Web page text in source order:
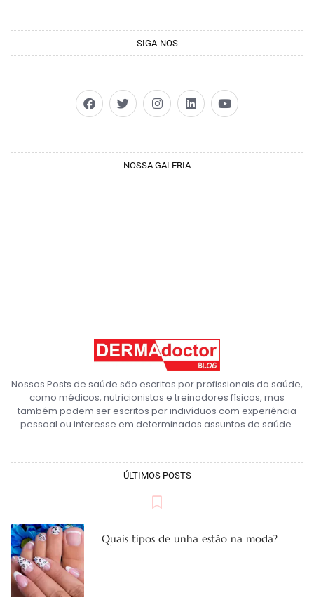
SIGA-NOS
NOSSA GALERIA
Nossos Posts de saúde são escritos por profissionais da saúde,
como médicos, nutricionistas e treinadores físicos, mas
também podem ser escritos por indivíduos com experiência
pessoal ou interesse em determinados assuntos de saúde.
ÚLTIMOS POSTS
Quais tipos de unha estão na moda?